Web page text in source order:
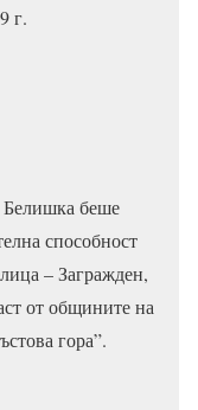
г.
Белишка беше
способност
– Загражден,
от общините на
гора”.